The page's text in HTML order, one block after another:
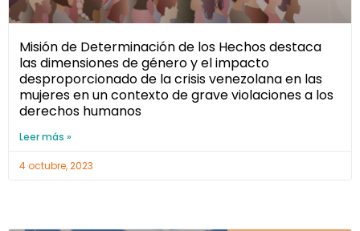
Misión de Determinación de los Hechos destaca
las dimensiones de género y el impacto
desproporcionado de la crisis venezolana en las
mujeres en un contexto de grave violaciones a los
derechos humanos
Leer más »
4 octubre, 2023